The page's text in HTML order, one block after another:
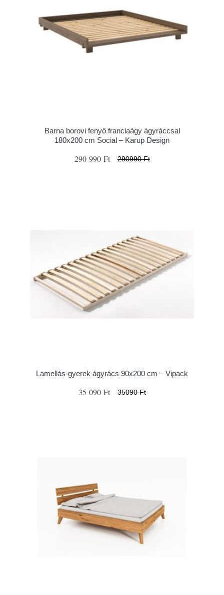
Barna borovi fenyő franciaágy ágyráccsal
180x200 cm Social – Karup Design
290 990 Ft 290990 Ft
Lamellás-gyerek ágyrács 90x200 cm – Vipack
35 090 Ft 35090 Ft